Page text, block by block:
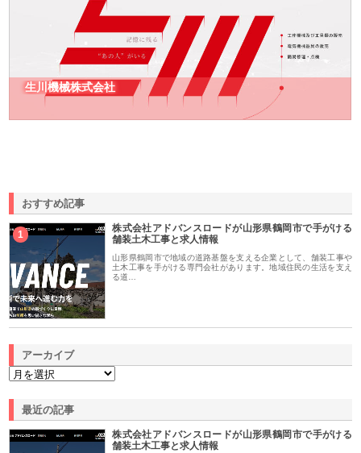
生川機械株式会社
おすすめ記事
1
株式会社アドバンスロードが山形県鶴岡市で手がける
舗装土木工事と求人情報
山形県鶴岡市で地域の道路基盤を支える企業として、舗装工事や
土木工事を手がける専門会社があります。地域住民の生活を支え
る道…
アーカイブ
最近の記事
株式会社アドバンスロードが山形県鶴岡市で手がける
舗装土木工事と求人情報